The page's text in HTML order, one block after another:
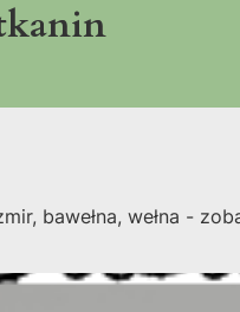
bawełna, wełna -